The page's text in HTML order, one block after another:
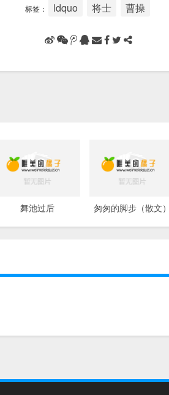
标签： ldquo 将士 曹操
舞池过后 匆匆的脚步（散文）